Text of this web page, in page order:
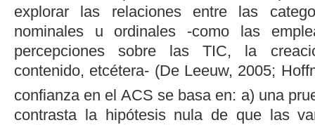
explorar las relaciones entre las
nominales u ordinales -como las
percepciones sobre las TIC, la
contenido, etcétera- (De Leeuw, 2005;
confianza en el ACS se basa en: a) una
contrasta la hipótesis nula de que las